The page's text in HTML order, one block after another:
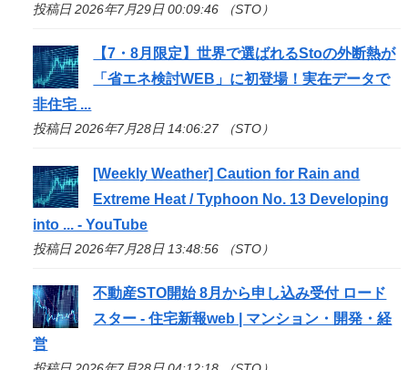
投稿日 2026年7月29日 00:09:46 （STO）
【7・8月限定】世界で選ばれるStoの外断熱が
「省エネ検討WEB」に初登場！実在データで
非住宅 ...
投稿日 2026年7月28日 14:06:27 （STO）
[Weekly Weather] Caution for Rain and
Extreme Heat / Typhoon No. 13 Developing
into ... - YouTube
投稿日 2026年7月28日 13:48:56 （STO）
不動産STO開始 8月から申し込み受付 ロード
スター - 住宅新報web | マンション・開発・経
営